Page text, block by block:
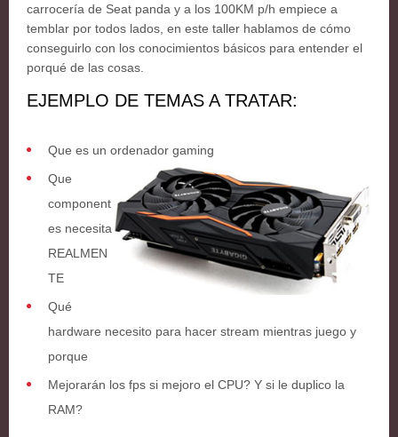
carrocería de Seat panda y a los 100KM p/h empiece a
temblar por todos lados, en este taller hablamos de cómo
conseguirlo con los conocimientos básicos para entender el
porqué de las cosas.
EJEMPLO DE TEMAS A TRATAR:
Que es un ordenador gaming
Que
component
es necesita
REALMEN
TE
Qué
hardware necesito para hacer stream mientras juego y
porque
Mejorarán los fps si mejoro el CPU? Y si le duplico la
RAM?